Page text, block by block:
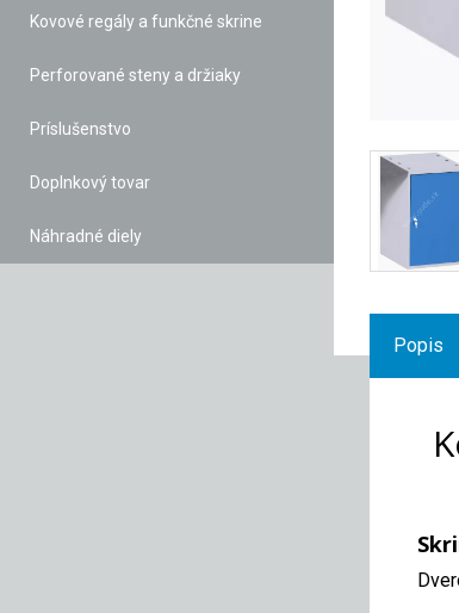
Kovové regály a funkčné skrine
Perforované steny a držiaky
Príslušenstvo
Doplnkový tovar
Náhradné diely
Popis